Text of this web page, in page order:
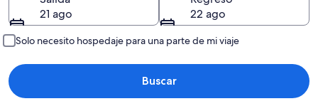
21 ago
22 ago
Solo necesito hospedaje para una parte de mi viaje
Buscar